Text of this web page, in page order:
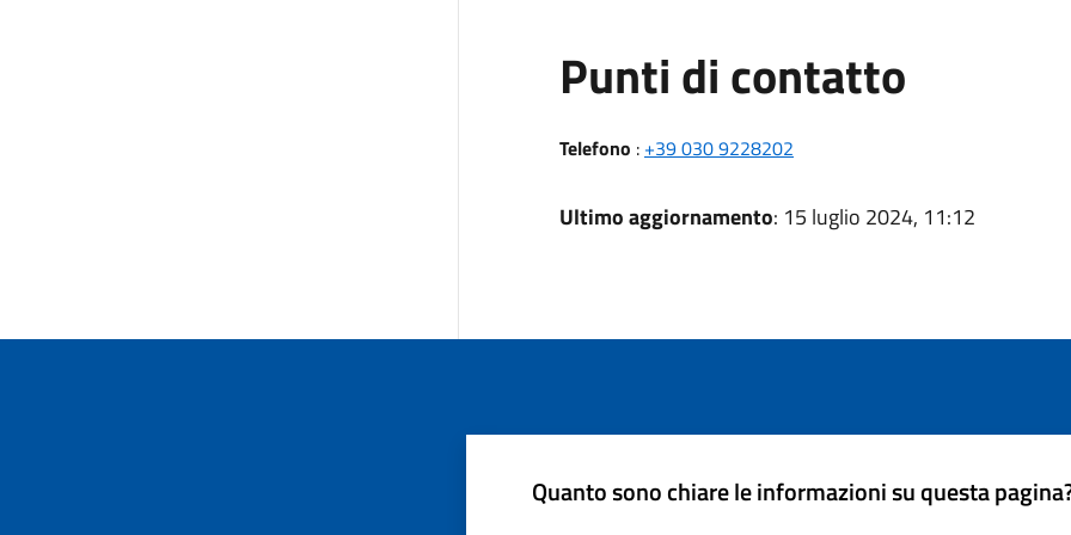
Punti di contatto
Telefono : +39 030 9228202
Ultimo aggiornamento: 15 luglio 2024, 11:12
Quanto sono chiare le informazioni su questa